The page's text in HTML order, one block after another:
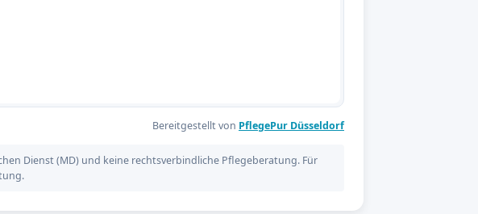
Bereitgestellt von PflegePur Düsseldorf
Dienst (MD) und keine rechtsverbindliche Pflegeberatung. Für